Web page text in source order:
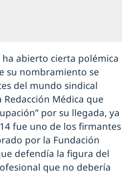
abierto cierta polémica
su nombramiento se
del mundo sindical
Médica que
por su llegada, ya
fue uno de los firmantes
por la Fundación
defendía la figura del
que no debería